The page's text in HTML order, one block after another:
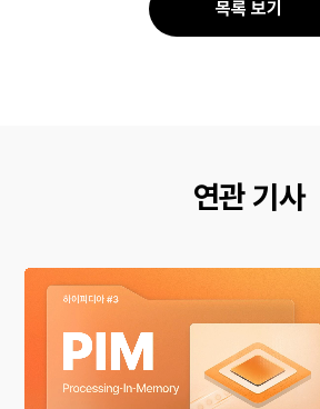
목록 보기
연관 기사